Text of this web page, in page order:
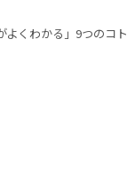
くわかる」9つのコト